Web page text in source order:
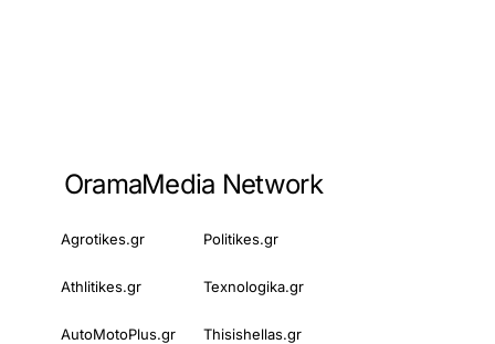
OramaMedia Network
Agrotikes.gr Politikes.gr
Athlitikes.gr Texnologika.gr
AutoMotoPlus.gr Thisishellas.gr